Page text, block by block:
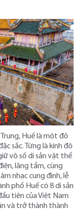
Huế là một đô
sắc. Từng là kinh đô
vô số di sản vật thể
lăng tẩm, cùng
nhạc cung đình, lễ
phố Huế có 8 di sản
tiên của Việt Nam
và trở thành thành